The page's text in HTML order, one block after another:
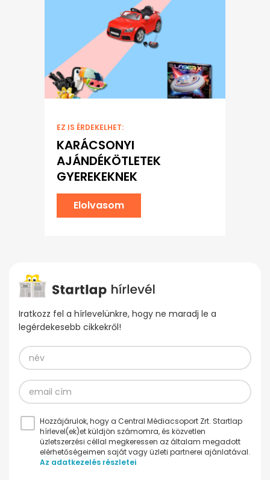
EZ IS ÉRDEKELHET:
KARÁCSONYI
AJÁNDÉKÖTLETEK
GYEREKEKNEK
Elolvasom
Iratkozz fel a hírlevelünkre, hogy ne maradj le a
legérdekesebb cikkekről!
Hozzájárulok, hogy a Central Médiacsoport Zrt. Startlap
hírlevel(ek)et küldjön számomra, és közvetlen
üzletszerzési céllal megkeressen az általam megadott
elérhetőségeimen saját vagy üzleti partnerei ajánlatával.
Az adatkezelés részletei